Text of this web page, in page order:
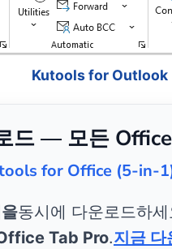
Kutools for Outlook
드 — 모든
for Office (5-in-
동시에 다운로드하
Tab Pro.지금 다